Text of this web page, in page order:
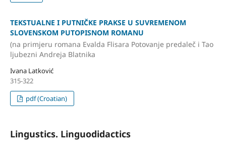
TEKSTUALNE I PUTNIČKE PRAKSE U SUVREMENOM
SLOVENSKOM PUTOPISNOM ROMANU
(na primjeru romana Evalda Flisara Potovanje predaleč i Tao
ljubezni Andreja Blatnika
Ivana Latković
315-322
pdf (Croatian)
Lingustics. Linguodidactics